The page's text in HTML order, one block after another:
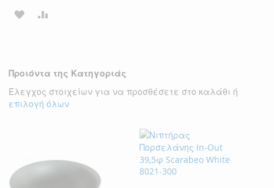
ΠΡΟΣΘΉΚΗ
ΕΠΙΘΥΜΙΏΝ
Προιόντα της Κατηγοριάς
Έλεγχος στοιχείων για να προσθέσετε στο καλάθι ή
επιλογή όλων